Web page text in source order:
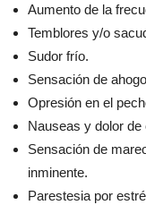
Aumento de la
Temblores y/o
Sudor frío.
Sensación de
Opresión en el
Nauseas y dolor de
Sensación de
inminente.
Parestesia por